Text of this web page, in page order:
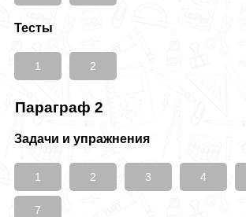
Тесты
1 2
Параграф 2
Задачи и упражнения
1 2 3 4
7